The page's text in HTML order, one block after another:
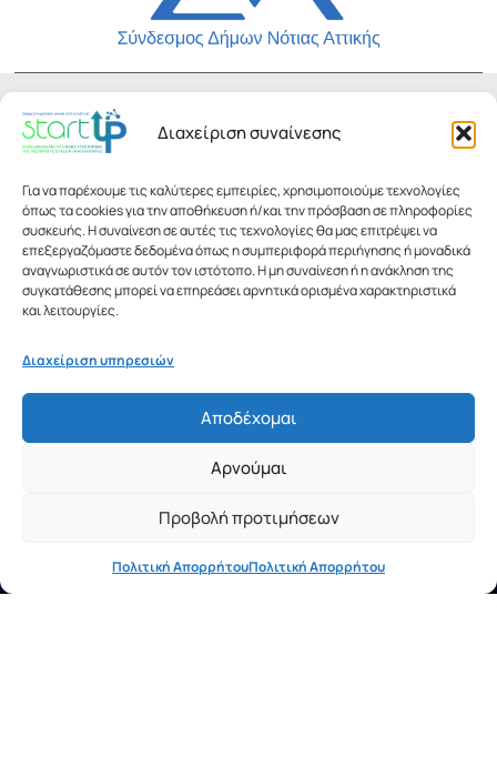
Διαχείριση συναίνεσης
Για να παρέχουμε τις καλύτερες εμπειρίες, χρησιμοποιούμε τεχνολογίες
όπως τα cookies για την αποθήκευση ή/και την πρόσβαση σε πληροφορίες
συσκευής. Η συναίνεση σε αυτές τις τεχνολογίες θα μας επιτρέψει να
επεξεργαζόμαστε δεδομένα όπως η συμπεριφορά περιήγησης ή μοναδικά
αναγνωριστικά σε αυτόν τον ιστότοπο. Η μη συναίνεση ή η ανάκληση της
συγκατάθεσης μπορεί να επηρεάσει αρνητικά ορισμένα χαρακτηριστικά
και λειτουργίες.
Διαχείριση υπηρεσιών
Αποδέχομαι
Αρνούμαι
Προβολή προτιμήσεων
Πολιτική ΑπορρήτουΠολιτική Απορρήτου
Εγγραφείτε στο Newsletter μας!